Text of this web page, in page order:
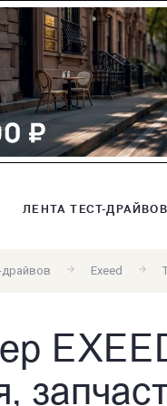
ЛЕНТА ТЕСТ-ДРАЙВОВ
драйвов Exeed